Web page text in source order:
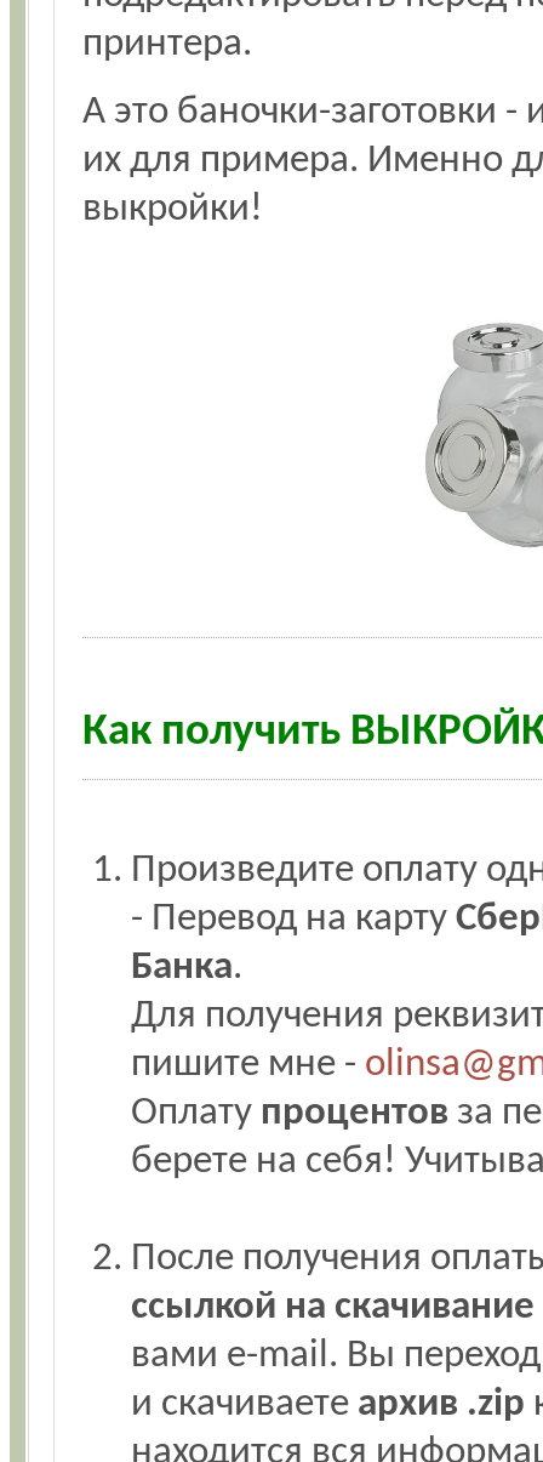
принтера.
А это баночки-заготовки
их для примера. Именно
выкройки!
Как получить
Произведите оплату
- Перевод на карту
Банка.
Для получения
пишите мне -
Оплату процентов за
берете на себя!
После получения
ссылкой на
вами e-mail. Вы
и скачиваете архив .zip
находится вся